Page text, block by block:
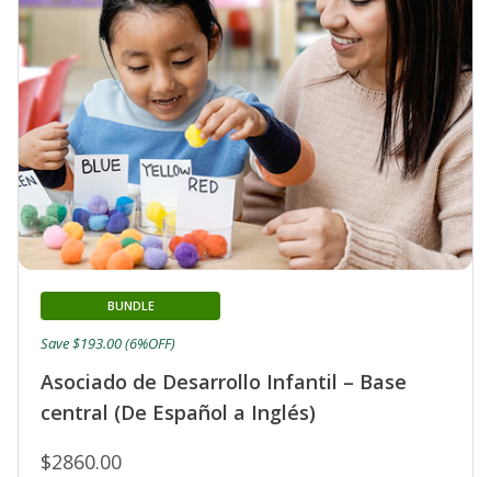
Asociado de Desarrollo Infantil – Base
central (De Español a Inglés)
BUNDLE
$2860.00
Save $193.00 (6%OFF)